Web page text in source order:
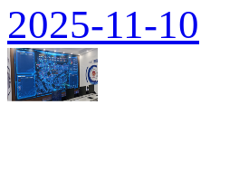
2025-11-10